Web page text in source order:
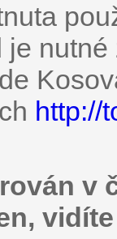
je
http://
v